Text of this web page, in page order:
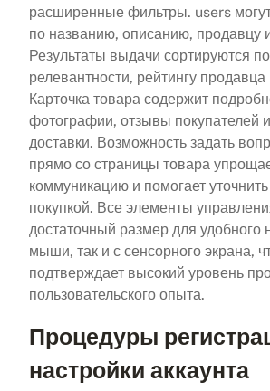
расширенные фильтры. users
по названию, описанию, продавцу
Результаты выдачи сортируются по
релевантности, рейтингу
Карточка товара содержит
фотографии, отзывы покупателей
доставки. Возможность задать
прямо со страницы товара
коммуникацию и помогает
покупкой. Все элементы
достаточный размер для удобного
мыши, так и с сенсорного экрана,
подтверждает высокий уровень
пользовательского опыта.
Процедуры
настройки аккаунта